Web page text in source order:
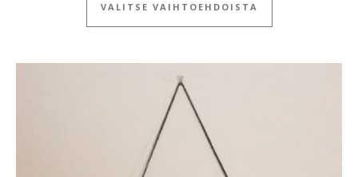
VALITSE VAIHTOEHDOISTA